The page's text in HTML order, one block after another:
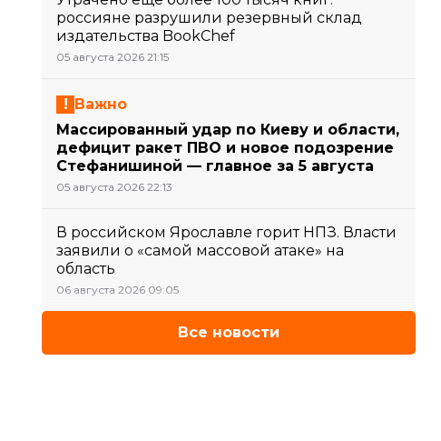
россияне разрушили резервный склад
издательства BookChef
05 августа 2026 21:15
Важно
Массированный удар по Киеву и области,
дефицит ракет ПВО и новое подозрение
Стефанишиной — главное за 5 августа
05 августа 2026 22:13
В российском Ярославле горит НПЗ. Власти
заявили о «самой массовой атаке» на
область
06 августа 2026 09:05
Все новости